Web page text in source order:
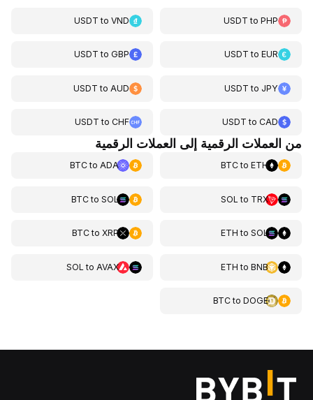
USDT toPHP
USDT toVND
USDT toEUR
USDT toGBP
USDT toJPY
USDT to AUD
USDT toCAD
USDT toCHF
من العملات الرقمية إلى العملات الرقمية
BTCtoETH
BTCtoADA
SOL to TRX
BTCtoSOL
ETH toSOL
BTCtoXRP
ETH toBNB
SOL toAVAX
BTCtoDOGE